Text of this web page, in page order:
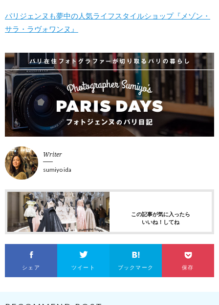
パリジェンヌも夢中の人気ライフスタイルショップ『メゾン・
サラ・ラヴォワンヌ』
Writer
sumiyo ida
この記事が気に入ったら
いいね！してね
シェア ツイート ブックマーク 保存